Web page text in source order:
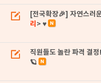
[전국확장🎉] 자연스러
리 > ♥
직원들도 놀란 파격 결정!
🪐